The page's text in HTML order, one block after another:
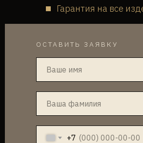
ОСТАВИТЬ ЗАЯВКУ
Гарантия на все
+7